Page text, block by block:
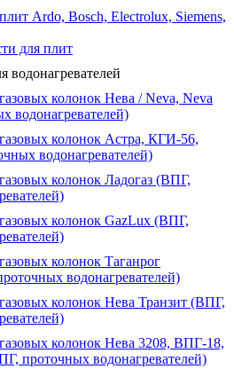
Ardo, Bosch, Electrolux, Siemens,
для плит
водонагревателей
колонок Нева / Neva, Neva
водонагревателей)
колонок Астра, КГИ-56,
водонагревателей)
колонок Ладогаз (ВПГ,
колонок GazLux (ВПГ,
колонок Таганрог
водонагревателей)
колонок Нева Транзит (ВПГ,
колонок Нева 3208, ВПГ-18,
проточных водонагревателей)